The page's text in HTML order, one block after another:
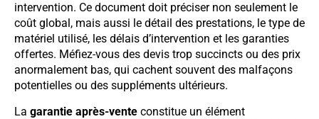
intervention. Ce document doit préciser non seulement le
coût global, mais aussi le détail des prestations, le type de
matériel utilisé, les délais d’intervention et les garanties
offertes. Méfiez-vous des devis trop succincts ou des prix
anormalement bas, qui cachent souvent des malfaçons
potentielles ou des suppléments ultérieurs.
La garantie après-vente constitue un élément